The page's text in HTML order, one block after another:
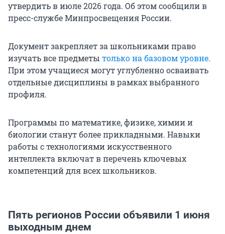
утвердить в июле 2026 года. Об этом сообщили в
пресс-службе Минпросвещения России.
Документ закрепляет за школьниками право
изучать все предметы только на базовом уровне.
При этом учащиеся могут углубленно осваивать
отдельные дисциплины в рамках выбранного
профиля.
Программы по математике, физике, химии и
биологии станут более прикладными. Навыки
работы с технологиями искусственного
интеллекта включат в перечень ключевых
компетенций для всех школьников.
Пять регионов России объявили 1 июня
выходным днем